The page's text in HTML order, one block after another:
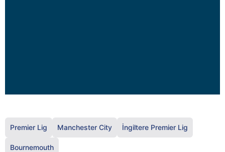
Premier Lig Manchester City İngiltere Premier Lig
Bournemouth